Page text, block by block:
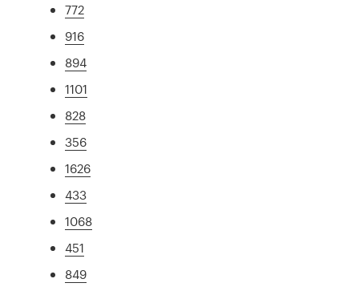
772
916
894
1101
828
356
1626
433
1068
451
849